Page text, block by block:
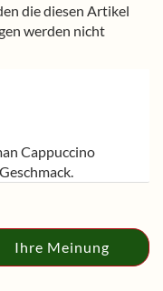
die diesen Artikel
werden nicht
Cappuccino
Ihre Meinung